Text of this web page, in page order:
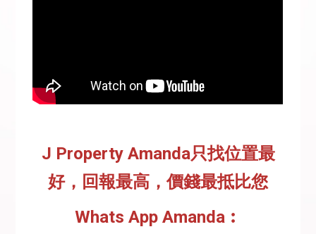
J Property Amanda只找位置最
好，回報最高，價錢最抵比您
Whats App Amanda︰